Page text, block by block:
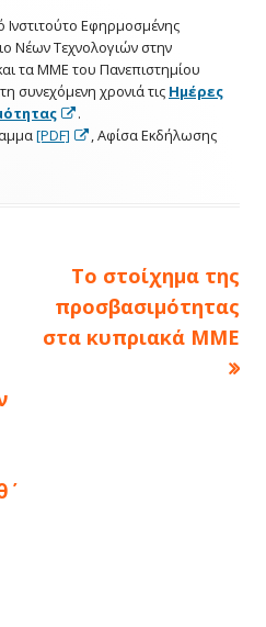
Ινστιτούτο Εφηρμοσμένης
Νέων Τεχνολογιών στην
τα ΜΜΕ του Πανεπιστημίου
συνεχόμενη χρονιά τις Ημέρες
Opens
in
.
[PDF]
Opens
, Αφίσα Εκδήλωσης
Next
article:
Το στοίχημα της
προσβασιμότητας
στα κυπριακά ΜΜΕ